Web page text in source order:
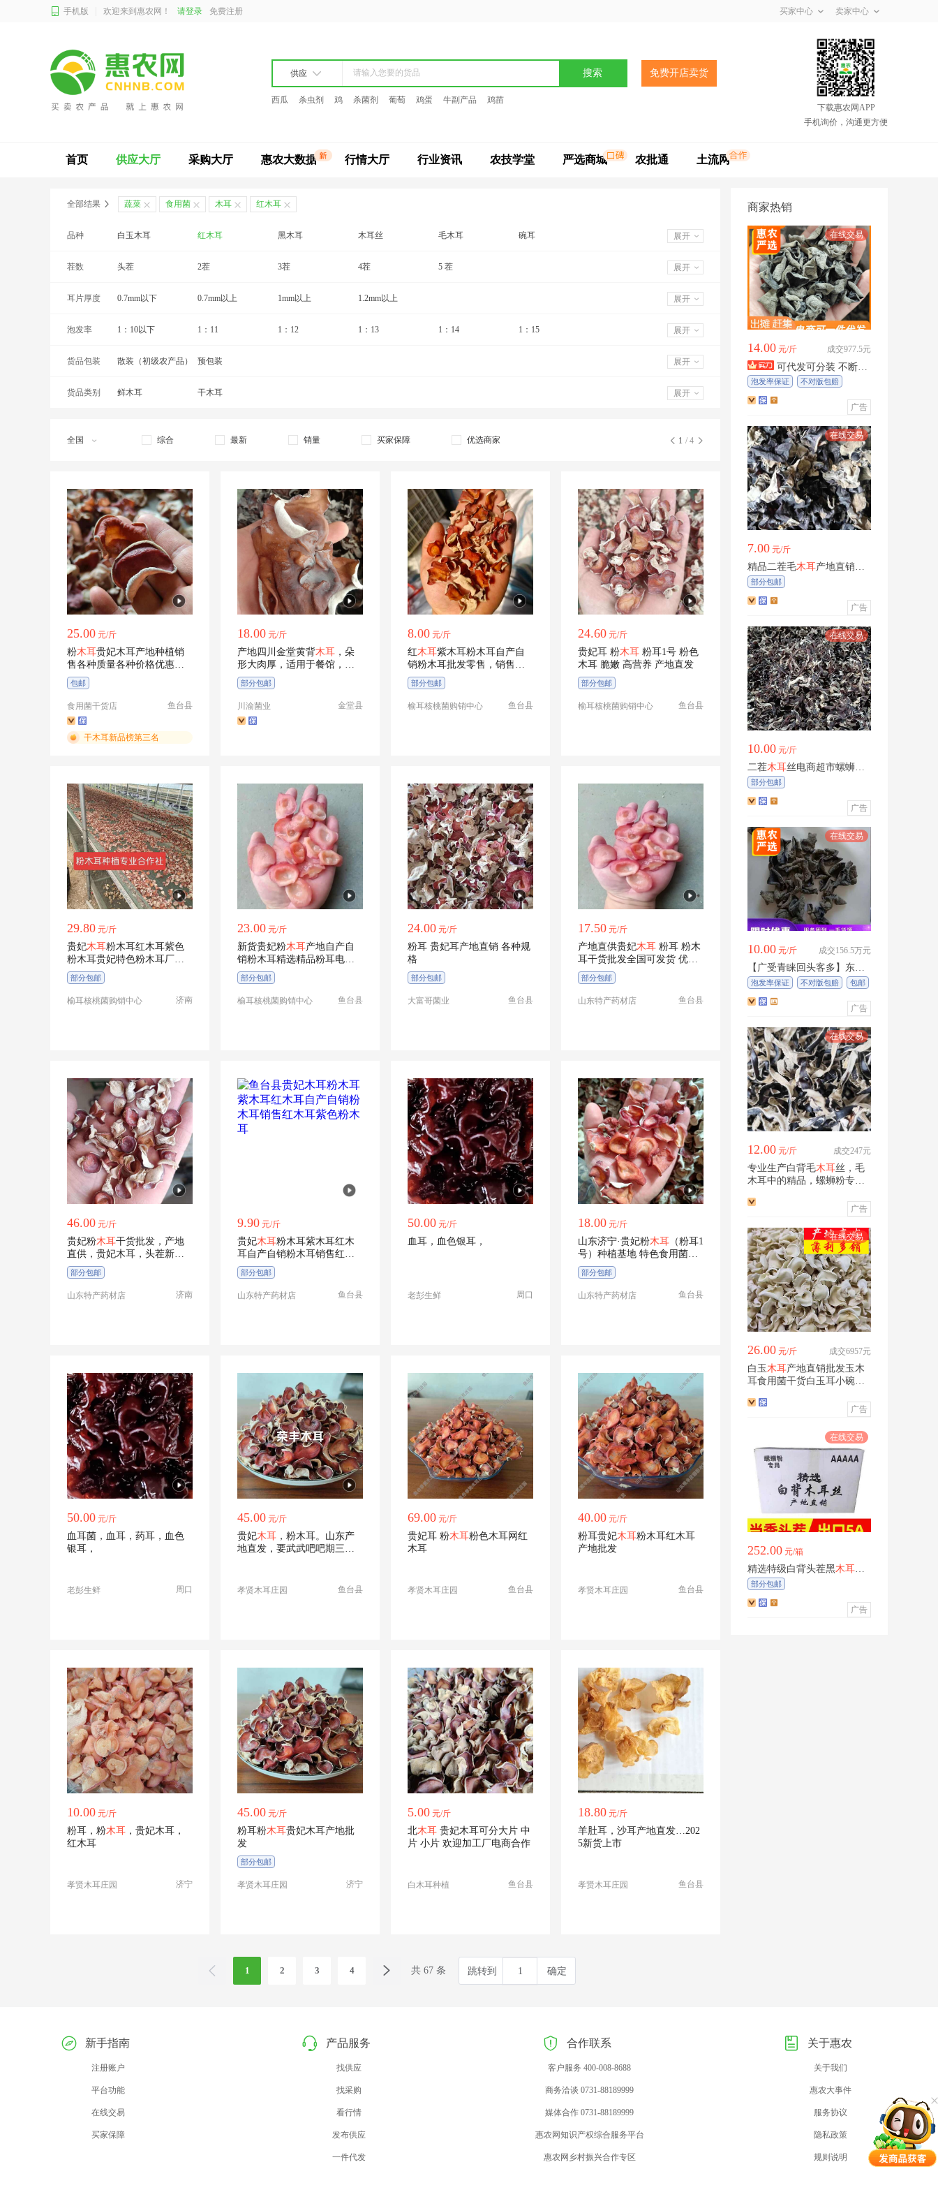
手机版 欢迎来到惠农网！ 请登录 免费注册 买家中心 卖家中心
供应 搜索 免费开店卖货
西瓜 杀虫剂 鸡 杀菌剂 葡萄 鸡蛋 牛副产品
鸡苗
下载惠农网APP
手机询价，沟通更方便
首页 供应大厅 采购大厅 惠农大数据 行情大厅 行业资讯 农技学堂 严选商城 农批通 土流网
全部结果 蔬菜 食用菌 木耳 红木耳
品种 白玉木耳 红木耳 黑木耳 木耳丝 毛木耳 碗耳
皱木耳
展开
茬数 头茬 2茬 3茬 4茬 5 茬 展开
耳片厚度 0.7mm以下 0.7mm以上 1mm以上 1.2mm以上 展开
泡发率 1：10以下 1：11 1：12 1：13 1：14 1：15 展开
货品包装 散装（初级农产品） 预包装 展开
货品类别 鲜木耳 干木耳 展开
全国 综合 最新 销量 买家保障 优选商家 1 / 4
25.00 元/斤
粉木耳贵妃木耳产地种植销
售各种质量各种价格优惠多
多
包邮
食用菌干货店 鱼台县
干木耳新品榜第三名
18.00 元/斤
产地四川金堂黄背木耳 ，朵
形大肉厚，适用于餐馆，干
货店，一手货
部分包邮
川渝菌业 金堂县
8.00 元/斤
红木耳紫木耳粉木耳自产自
销粉木耳批发零售，销售粉
木耳基地
部分包邮
榆耳核桃菌购销中心 鱼台县
24.60 元/斤
贵妃耳 粉木耳 粉耳1号 粉色
木耳 脆嫩 高营养 产地直发
部分包邮
榆耳核桃菌购销中心 鱼台县
29.80 元/斤
贵妃木耳粉木耳红木耳紫色
粉木耳贵妃特色粉木耳厂家
发货规格精选
部分包邮
榆耳核桃菌购销中心 济南
23.00 元/斤
新货贵妃粉木耳产地自产自
销粉木耳精选精品粉耳电商
酒店品质保证
部分包邮
榆耳核桃菌购销中心 鱼台县
24.00 元/斤
粉耳 贵妃耳产地直销 各种规
格
部分包邮
大富哥菌业 鱼台县
17.50 元/斤
产地直供贵妃木耳 粉耳 粉木
耳干货批发全国可发货 优质
粉木耳
部分包邮
山东特产药材店 鱼台县
46.00 元/斤
贵妃粉木耳干货批发，产地
直供，贵妃木耳，头茬新
货，全国发货！
部分包邮
山东特产药材店 济南
9.90 元/斤
贵妃木耳粉木耳紫木耳红木
耳自产自销粉木耳销售红木
耳紫色粉木耳
部分包邮
山东特产药材店 鱼台县
50.00 元/斤
血耳，血色银耳，
老彭生鲜 周口
18.00 元/斤
山东济宁·贵妃粉木耳 （粉耳1
号）种植基地 特色食用菌鲜
品干品
部分包邮
山东特产药材店 鱼台县
50.00 元/斤
血耳菌，血耳，药耳，血色
银耳，
老彭生鲜 周口
45.00 元/斤
贵妃木耳 ，粉木耳。山东产
地直发，要武武吧吧期三吧
孝贤木耳庄园 鱼台县
69.00 元/斤
贵妃耳 粉木耳粉色木耳网红
木耳
孝贤木耳庄园 鱼台县
40.00 元/斤
粉耳贵妃木耳粉木耳红木耳
产地批发
孝贤木耳庄园 鱼台县
10.00 元/斤
粉耳，粉木耳 ，贵妃木耳，
红木耳
孝贤木耳庄园 济宁
45.00 元/斤
粉耳粉木耳贵妃木耳产地批
发
部分包邮
孝贤木耳庄园 济宁
5.00 元/斤
北木耳 贵妃木耳可分大片 中
片 小片 欢迎加工厂电商合作
白木耳种植 鱼台县
18.80 元/斤
羊肚耳，沙耳产地直发…202
5新货上市
孝贤木耳庄园 鱼台县
1 2 3 4 共 67 条 跳转到 确定
商家热销
广告
14.00 元/斤 成交977.5元
可代发可分装 不断货
东北黑木耳 干货批发 肉黑厚
泡发率保证
不对版包赔
广告
7.00 元/斤
精品二茬毛木耳产地直销可
一件代发量大从优
部分包邮
广告
10.00 元/斤
二茬木耳丝电商超市螺蛳粉
专用
部分包邮
广告
10.00 元/斤 成交156.5万元
【广受青睐回头客多】东北
木耳干货，小碗木耳，散装
泡发率保证 不对版包赔 包邮
广告
12.00 元/斤 成交247元
专业生产白背毛木耳丝，毛
木耳中的精品，螺蛳粉专
广告
26.00 元/斤 成交6957元
白玉木耳产地直销批发玉木
耳食用菌干货白玉耳小碗耳
广告
252.00 元/箱
精选特级白背头茬黑木耳干
货米线商用凉拌菜螺蛳专用
部分包邮
新手指南
注册账户
平台功能
在线交易
买家保障
产品服务
找供应
找采购
看行情
发布供应
一件代发
合作联系
客户服务 400-008-8688
商务洽谈 0731-88189999
媒体合作 0731-88189999
惠农网知识产权综合服务平台
惠农网乡村振兴合作专区
关于惠农
关于我们
惠农大事件
服务协议
隐私政策
规则说明